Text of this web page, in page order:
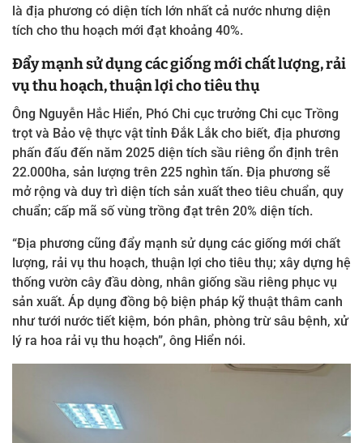
là địa phương có diện tích lớn nhất cả nước nhưng diện
tích cho thu hoạch mới đạt khoảng 40%.
Đẩy mạnh sử dụng các giống mới chất lượng, rải
vụ thu hoạch, thuận lợi cho tiêu thụ
Ông Nguyễn Hắc Hiển, Phó Chi cục trưởng Chi cục Trồng
trọt và Bảo vệ thực vật tỉnh Đắk Lắk cho biết, địa phương
phấn đấu đến năm 2025 diện tích sầu riêng ổn định trên
22.000ha, sản lượng trên 225 nghìn tấn. Địa phương sẽ
mở rộng và duy trì diện tích sản xuất theo tiêu chuẩn, quy
chuẩn; cấp mã số vùng trồng đạt trên 20% diện tích.
“Địa phương cũng đẩy mạnh sử dụng các giống mới chất
lượng, rải vụ thu hoạch, thuận lợi cho tiêu thụ; xây dựng hệ
thống vườn cây đầu dòng, nhân giống sầu riêng phục vụ
sản xuất. Áp dụng đồng bộ biện pháp kỹ thuật thâm canh
như tưới nước tiết kiệm, bón phân, phòng trừ sâu bệnh, xử
lý ra hoa rải vụ thu hoạch”, ông Hiển nói.